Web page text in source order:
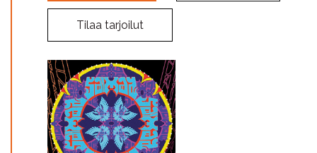
Tilaa tarjoilut